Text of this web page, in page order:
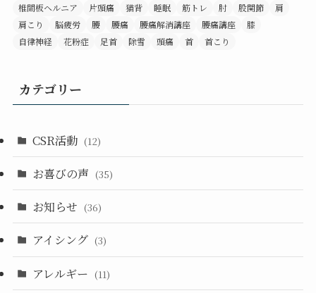
椎間板ヘルニア
片頭痛 猫背 睡眠 筋トレ 肘 股関節
肩
肩こり
脳疲労 腰 腰痛 腰痛解消講座 腰痛講座
膝
自律神経
花粉症 足首 除雪 頭痛 首 首こり
カテゴリー
CSR活動 (12)
お喜びの声 (35)
お知らせ (36)
アイシング (3)
アレルギー (11)